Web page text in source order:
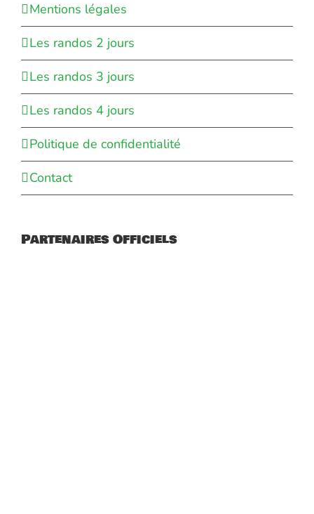
Mentions légales
Les randos 2 jours
Les randos 3 jours
Les randos 4 jours
Politique de confidentialité
Contact
Partenaires Officiels